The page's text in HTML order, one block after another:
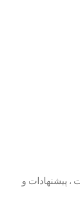
، پیشنهادات و